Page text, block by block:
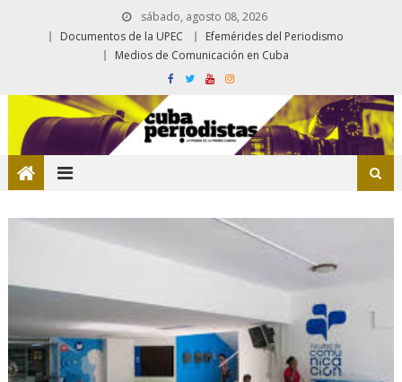
sábado, agosto 08, 2026
Documentos de la UPEC
Efemérides del Periodismo
Medios de Comunicación en Cuba